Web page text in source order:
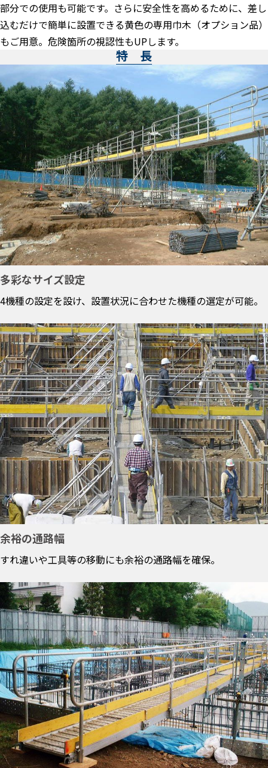
部分での使用も可能です。さらに安全性を高めるために、差し
込むだけで簡単に設置できる黄色の専用巾木（オプション品）
もご用意。危険箇所の視認性もUPします。
特 長
多彩なサイズ設定
4機種の設定を設け、設置状況に合わせた機種の選定が可能。
余裕の通路幅
すれ違いや工具等の移動にも余裕の通路幅を確保。